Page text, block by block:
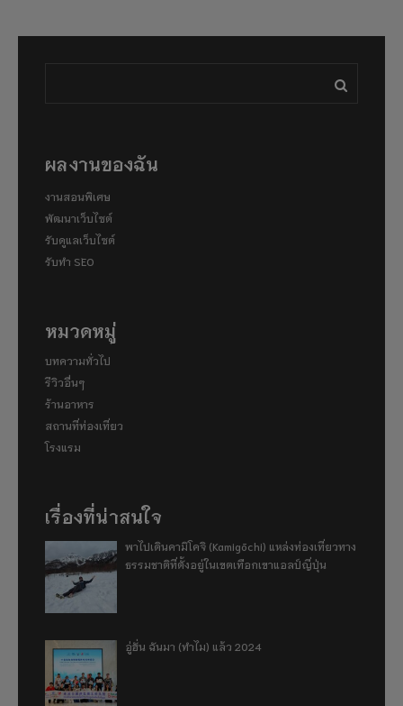
ผลงานของฉัน
งานสอนพิเศษ
พัฒนาเว็บไซต์
รับดูแลเว็บไซต์
รับทำ SEO
หมวดหมู่
บทความทั่วไป
รีวิวอื่นๆ
ร้านอาหาร
สถานที่ท่องเที่ยว
โรงแรม
เรื่องที่น่าสนใจ
พาไปเดินคามิโคจิ (Kamigōchi) แหล่งท่องเที่ยวทาง
ธรรมชาติที่ตั้งอยู่ในเขตเทือกเขาแอลป์ญี่ปุ่น
อู่ฮั่น ฉันมา (ทำไม) แล้ว 2024